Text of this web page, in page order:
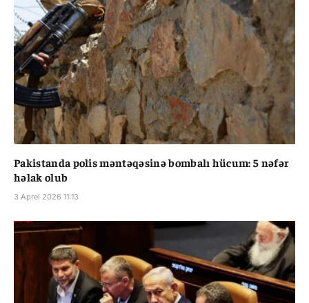
Pakistanda polis məntəqəsinə bombalı hücum: 5 nəfər
həlak olub
3 Aprel 2026 11:13